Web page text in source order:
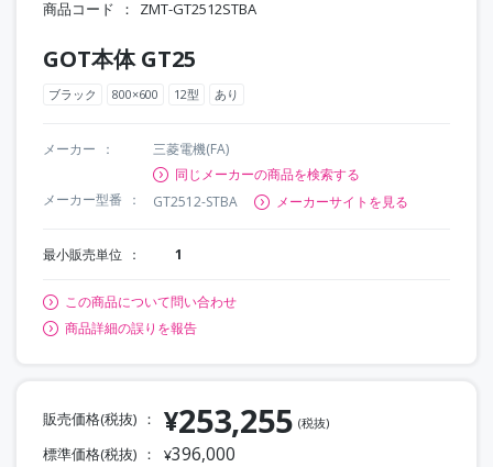
商品コード ZMT-GT2512STBA
GOT本体 GT25
ブラック 800×600 12型 あり
メーカー
三菱電機(FA)
同じメーカーの商品を検索する
メーカー型番
GT2512-STBA メーカーサイトを見る
最小販売単位 1
この商品について問い合わせ
商品詳細の誤りを報告
販売価格(税抜) ¥253,255 (税抜)
標準価格(税抜) ¥396,000